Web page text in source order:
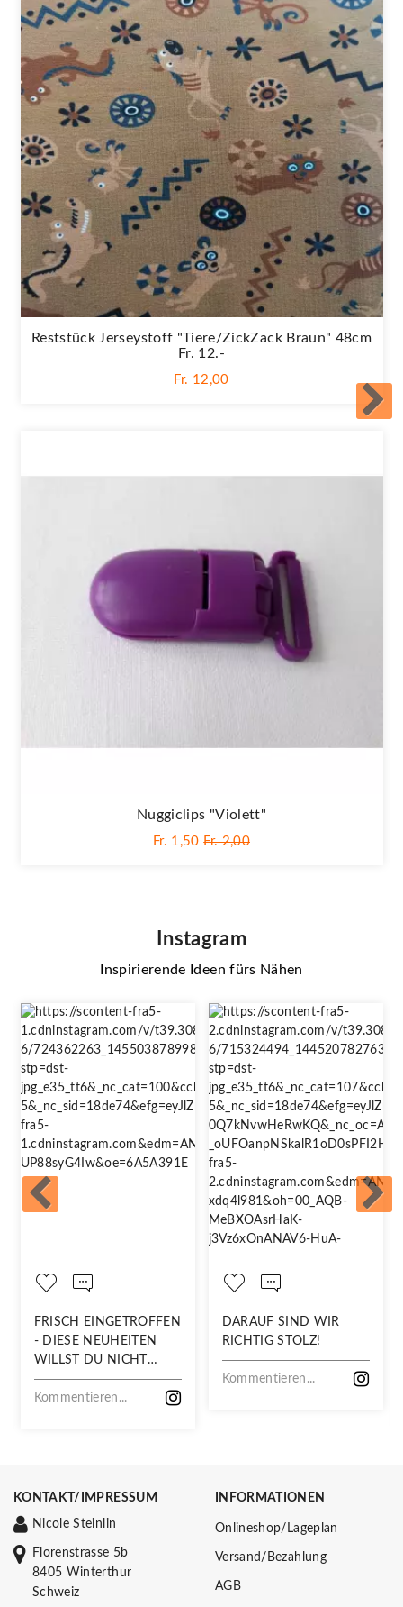
Reststück Jerseystoff "Tiere/ZickZack Braun" 48cm
Fr. 12.-
Fr. 12,00
Nuggiclips "Violett"
Fr. 1,50 Fr. 2,00
Instagram
Inspirierende Ideen fürs Nähen
FRISCH EINGETROFFEN
- DIESE NEUHEITEN
WILLST DU NICHT
VERPASSEN!
Kommentieren...
DARAUF SIND WIR
RICHTIG STOLZ!
Kommentieren...
KONTAKT/IMPRESSUM
Nicole Steinlin
Florenstrasse 5b
8405 Winterthur
Schweiz
INFORMATIONEN
Onlineshop/Lageplan
Versand/Bezahlung
AGB